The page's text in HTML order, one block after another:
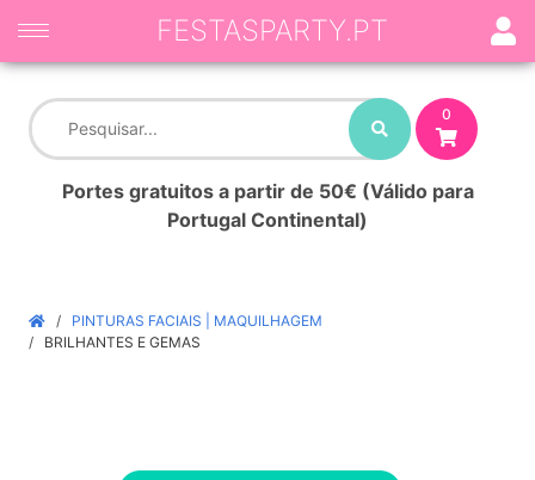
0
Portes gratuitos a partir de 50€ (Válido para
Portugal Continental)
FESTASPARTY.PT
PINTURAS FACIAIS | MAQUILHAGEM
BRILHANTES E GEMAS